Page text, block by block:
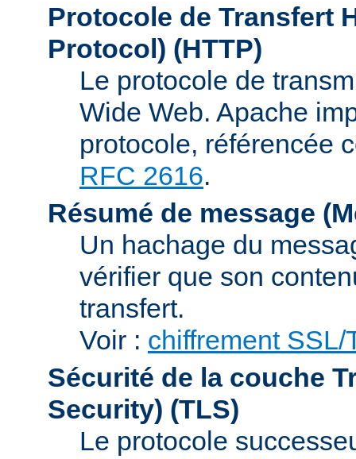
Protocole de Transfert
Protocol) (HTTP)
Le protocole de
Wide Web. Apache
protocole, référencée
RFC 2616.
Résumé de message
Un hachage du
vérifier que son
transfert.
Voir : chiffrement SSL/
Sécurité de la couche
Security) (TLS)
Le protocole